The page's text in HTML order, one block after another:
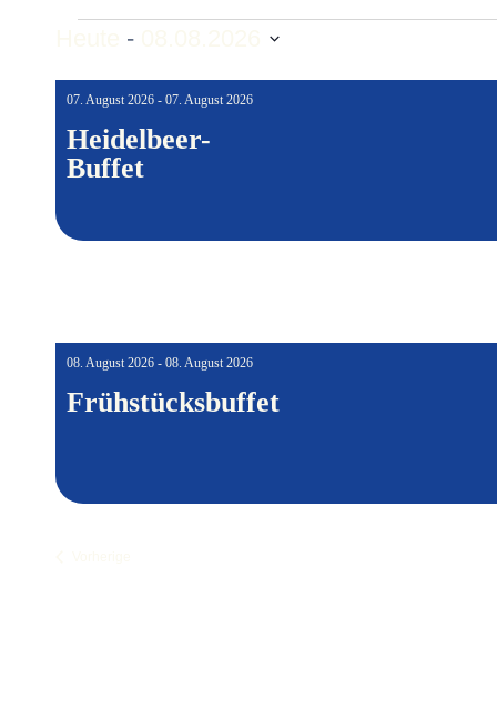
-
wählen.
07. August 2026 - 07. August 2026
Heidelbeer-
Buffet
08. August 2026 - 08. August 2026
Frühstücksbuffet